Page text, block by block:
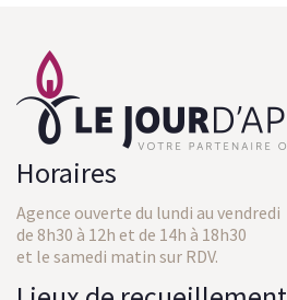
Horaires
Agence ouverte du lundi au vendredi
de 8h30 à 12h et de 14h à 18h30
et le samedi matin sur RDV.